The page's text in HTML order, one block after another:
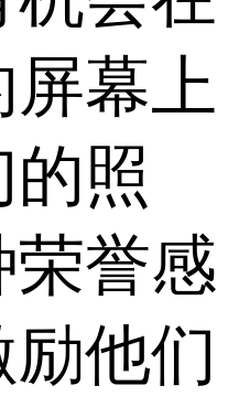
屏幕上
照
荣誉感
他们